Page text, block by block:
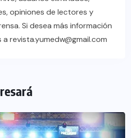
opiniones de lectores y
Si desea más información
revista.yumedw@gmail.com